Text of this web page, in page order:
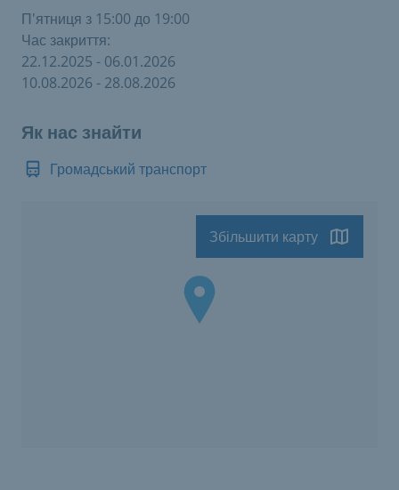
П'ятниця з 15:00 до 19:00
Час закриття:
22.12.2025 - 06.01.2026
10.08.2026 - 28.08.2026
Як нас знайти
Громадський транспорт
Збільшити карту